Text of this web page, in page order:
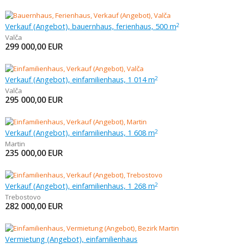
Verkauf (Angebot), bauernhaus, ferienhaus, 500 m2
Valča
299 000,00 EUR
Verkauf (Angebot), einfamilienhaus, 1 014 m2
Valča
295 000,00 EUR
Verkauf (Angebot), einfamilienhaus, 1 608 m2
Martin
235 000,00 EUR
Verkauf (Angebot), einfamilienhaus, 1 268 m2
Trebostovo
282 000,00 EUR
Vermietung (Angebot), einfamilienhaus